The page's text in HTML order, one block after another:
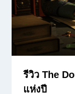
รีวิว The
แห่งปี